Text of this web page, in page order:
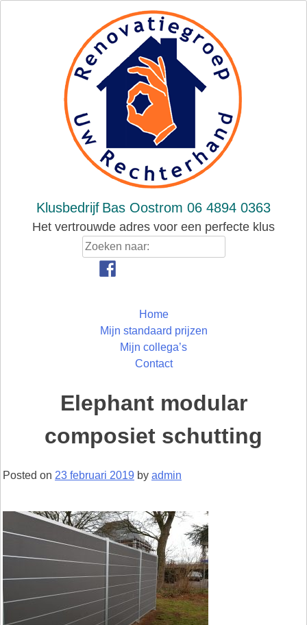
Klusbedrijf Bas Oostrom 06 4894 0363
Het vertrouwde adres voor een perfecte klus
Home
Mijn standaard prijzen
Mijn collega’s
Contact
Elephant modular
composiet schutting
Posted on 23 februari 2019 by admin